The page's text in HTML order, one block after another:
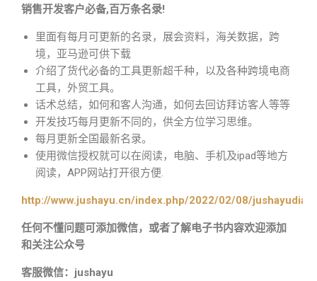
销售开发客户必备,百万条名录!
里面有每月可更新的名录，展会资料，海关数据，跨
境，亚马逊可供下载
介绍了货代必备的工具更新超千种，以及各种跨境电商
工具，外贸工具。
话术总结，如何和客人沟通，如何去回访拜访客人等等
开发技巧每月更新不同的，供全方位学习思维。
每月更新全国最新名录。
使用微信授权就可以在阅读，电脑、手机及ipad等地方
阅读，APP网站打开很方便.
http://www.jushayu.cn/index.php/2022/02/08/
任何不懂问题可添加微信，或者了解电子书内容欢迎添加
和关注公众号
客服微信：jushayu